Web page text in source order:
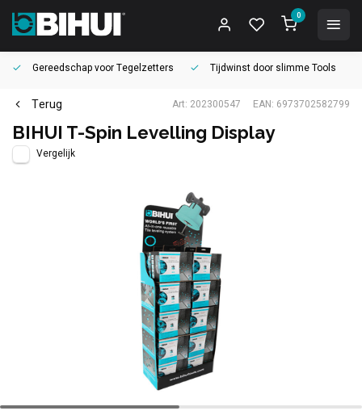
0
Gereedschap voorTegelzetters Tijdwinst door slimme Tools
Terug Art: 202300547 EAN: 6973702582799
BIHUI T-Spin Levelling Display
Vergelijk